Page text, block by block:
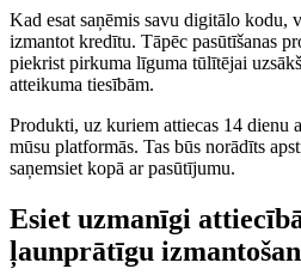
Kad esat saņēmis savu digitālo kodu,
izmantot kredītu. Tāpēc pasūtīšanas
piekrist pirkuma līguma tūlītējai
atteikuma tiesībām.
Produkti, uz kuriem attiecas 14 dienu
mūsu platformās. Tas būs norādīts
saņemsiet kopā ar pasūtījumu.
Esiet uzmanīgi
ļaunprātīgu